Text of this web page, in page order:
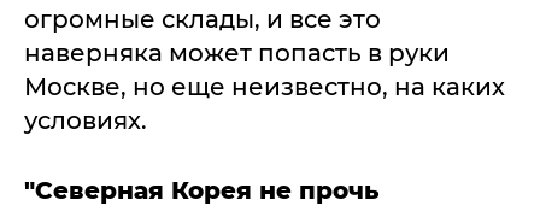
огромные склады, и все это
наверняка может попасть в руки
Москве, но еще неизвестно, на каких
условиях.
"Северная Корея не прочь